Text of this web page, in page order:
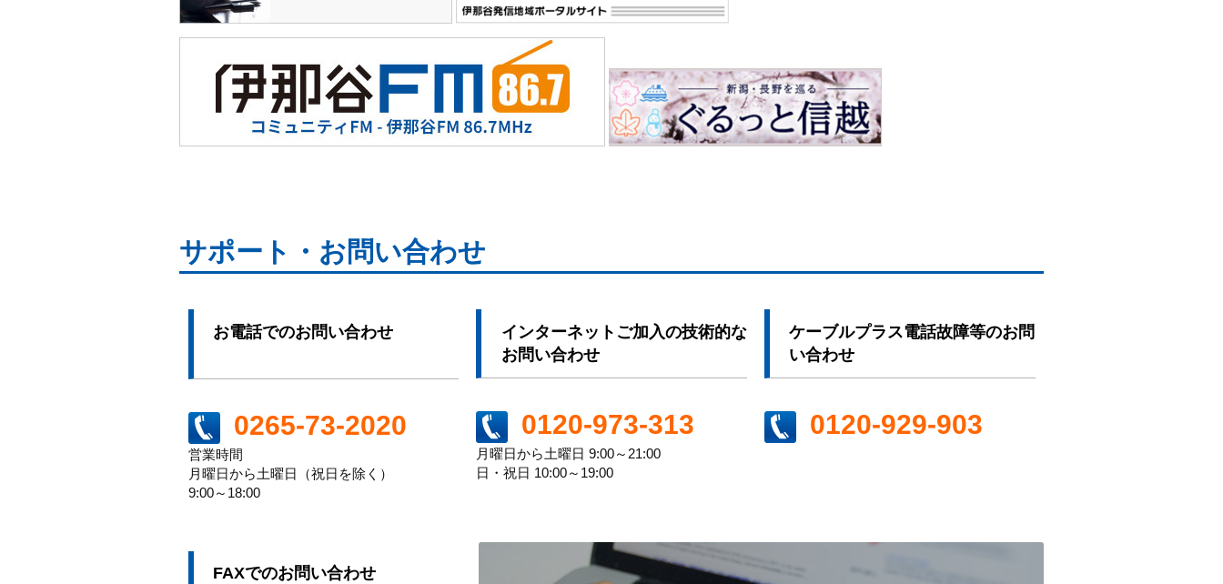
17:50
今週の教室
サポート・お問い合わせ
お電話でのお問い合わせ
0265-73-2020
営業時間
月曜日から土曜日（祝日を除く）
9:00～18:00
インターネットご加入の技術的な
お問い合わせ
0120-973-313
月曜日から土曜日 9:00～21:00
日・祝日 10:00～19:00
ケーブルプラス電話故障等のお問
い合わせ
0120-929-903
FAXでのお問い合わせ